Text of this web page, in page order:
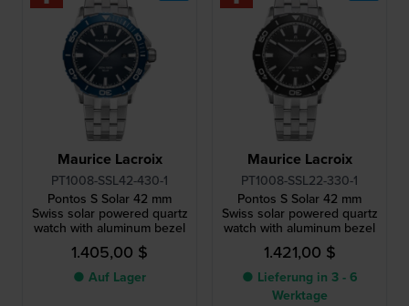
Maurice Lacroix
PT1008-SSL42-430-1
Pontos S Solar 42 mm
Swiss solar powered quartz
watch with aluminum bezel
1.405,00 $
● Auf Lager
Maurice Lacroix
PT1008-SSL22-330-1
Pontos S Solar 42 mm
Swiss solar powered quartz
watch with aluminum bezel
1.421,00 $
● Lieferung in 3 - 6
Werktage